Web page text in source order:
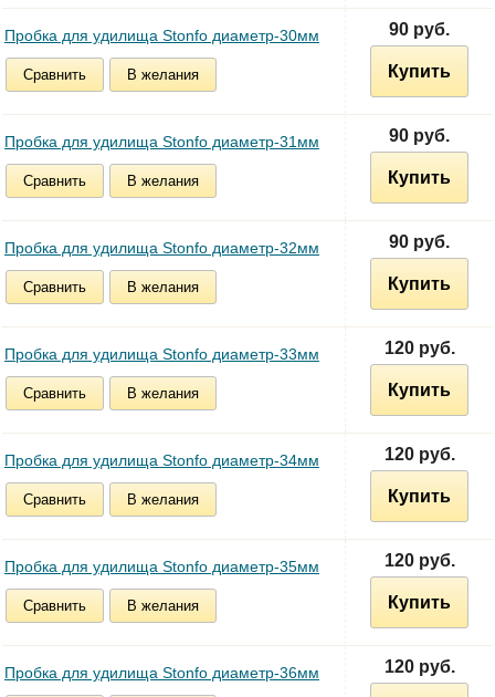
Пробка для удилища Stonfo диаметр-30мм
Сравнить В желания
90 руб.
Купить
Пробка для удилища Stonfo диаметр-31мм
Сравнить В желания
90 руб.
Купить
Пробка для удилища Stonfo диаметр-32мм
Сравнить В желания
90 руб.
Купить
Пробка для удилища Stonfo диаметр-33мм
Сравнить В желания
120 руб.
Купить
Пробка для удилища Stonfo диаметр-34мм
Сравнить В желания
120 руб.
Купить
Пробка для удилища Stonfo диаметр-35мм
Сравнить В желания
120 руб.
Купить
Пробка для удилища Stonfo диаметр-36мм 120 руб.